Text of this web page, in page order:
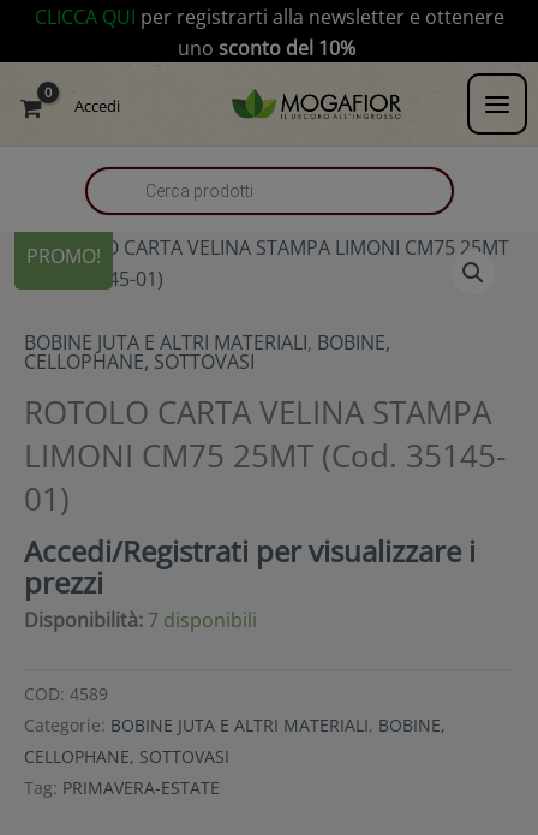
contenuto
CLICCA QUI per registrarti alla newsletter e ottenere
uno sconto del 10%
Accedi
Products
search
PROMO!
BOBINE JUTA E ALTRI MATERIALI, BOBINE,
CELLOPHANE, SOTTOVASI
ROTOLO CARTA VELINA STAMPA
LIMONI CM75 25MT (Cod. 35145-
01)
Accedi/Registrati per visualizzare i
prezzi
Disponibilità: 7 disponibili
COD: 4589
Categorie: BOBINE JUTA E ALTRI MATERIALI, BOBINE,
CELLOPHANE, SOTTOVASI
Tag: PRIMAVERA-ESTATE
modal-check